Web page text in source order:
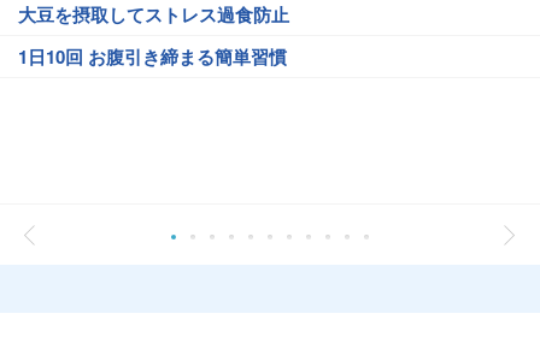
大豆を摂取してストレス過食防止
1日10回 お腹引き締まる簡単習慣